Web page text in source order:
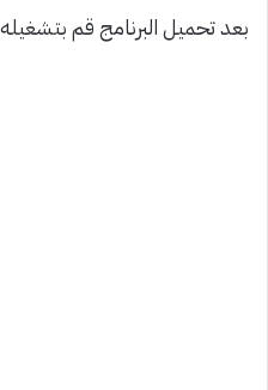
بعد تحميل البرنامج قم